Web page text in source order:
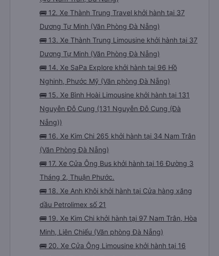
🚌 12. Xe Thành Trung Travel khởi hành tại 37
Dương Tự Minh (Văn Phòng Đà Nẵng)
🚌 13. Xe Thành Trung Limousine khởi hành tại 37
Dương Tự Minh (Văn Phòng Đà Nẵng)
🚌 14. Xe SaPa Explore khởi hành tại 96 Hồ
Nghinh, Phước Mỹ (Văn phòng Đà Nẵng)
🚌 15. Xe Bình Hoài Limousine khởi hành tại 131
Nguyễn Đỗ Cung (131 Nguyễn Đỗ Cung (Đà
Nẵng))
🚌 16. Xe Kim Chi 265 khởi hành tại 34 Nam Trân
(Văn Phòng Đà Nẵng)
🚌 17. Xe Cửa Ông Bus khởi hành tại 16 Đường 3
Tháng 2, Thuận Phước.
🚌 18. Xe Anh Khôi khởi hành tại Cửa hàng xăng
dầu Petrolimex số 21
🚌 19. Xe Kim Chi khởi hành tại 97 Nam Trân, Hòa
Minh, Liên Chiểu (Văn phòng Đà Nẵng)
🚌 20. Xe Cửa Ông Limousine khởi hành tại 16